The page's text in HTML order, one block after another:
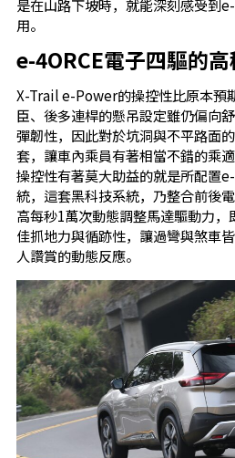
是在山路下坡時，就能深刻感受到
用。
e-4ORCE電子四驅的
X-Trail e-Power的操控性比原本預
臣、後多連桿的懸吊設定雖仍偏向
彈韌性，因此對於坑洞與不平路面
套，讓車內乘員有著相當不錯的乘
操控性有著莫大助益的就是所配置
統，這套黑科技系統，乃整合前後
高每秒1萬次動態調整馬達驅動力
佳抓地力與循跡性，讓過彎與煞車
人讚賞的動態反應。